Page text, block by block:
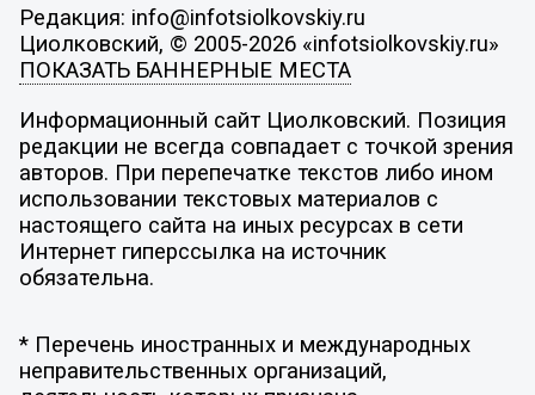
Редакция: info@infotsiolkovskiy.ru
Циолковский, © 2005-2026 «infotsiolkovskiy.ru»
ПОКАЗАТЬ БАННЕРНЫЕ МЕСТА
Информационный сайт Циолковский. Позиция
редакции не всегда совпадает с точкой зрения
авторов. При перепечатке текстов либо ином
использовании текстовых материалов с
настоящего сайта на иных ресурсах в сети
Интернет гиперссылка на источник
обязательна.
* Перечень иностранных и международных
неправительственных организаций,